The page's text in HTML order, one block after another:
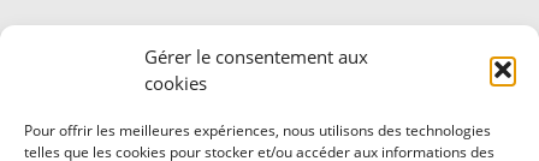
Gérer le consentement aux
cookies
Pour offrir les meilleures expériences, nous utilisons des technologies
telles que les cookies pour stocker et/ou accéder aux informations des
ABONNEZ-VOUS À NOTRE NEWSLETTER
Cours !